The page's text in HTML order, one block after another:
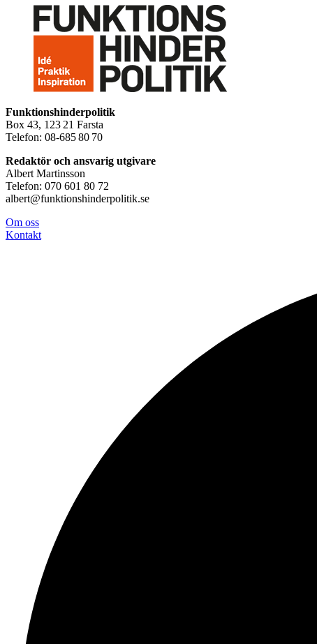
Funktionshinderpolitik
Box 43, 123 21 Farsta
Telefon: 08-685 80 70
Redaktör och ansvarig utgivare
Albert Martinsson
Telefon: 070 601 80 72
albert@funktionshinderpolitik.se
Om oss
Kontakt